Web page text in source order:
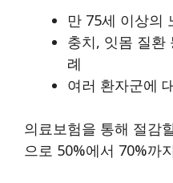
만 75세 이상의
충치, 잇몸 질환
례
여러 환자군에
의료보험을 통해 절감
으로 50%에서 70%까